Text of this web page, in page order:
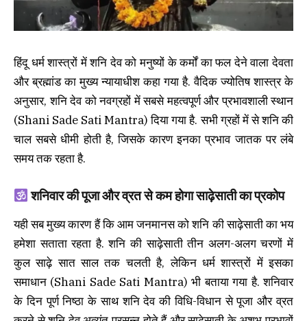
हिंदू धर्म शास्त्रों में शनि देव को मनुष्यों के कर्मों का फल देने वाला देवता
और ब्रह्मांड का मुख्य न्यायाधीश कहा गया है. वैदिक ज्योतिष शास्त्र के
अनुसार, शनि देव को नवग्रहों में सबसे महत्वपूर्ण और प्रभावशाली स्थान
(Shani Sade Sati Mantra) दिया गया है. सभी ग्रहों में से शनि की
चाल सबसे धीमी होती है, जिसके कारण इनका प्रभाव जातक पर लंबे
समय तक रहता है.
शनिवार की पूजा और व्रत से कम होगा साढ़ेसाती का प्रकोप
यही सब मुख्य कारण हैं कि आम जनमानस को शनि की साढ़ेसाती का भय
हमेशा सताता रहता है. शनि की साढ़ेसाती तीन अलग-अलग चरणों में
कुल साढ़े सात साल तक चलती है, लेकिन धर्म शास्त्रों में इसका
समाधान (Shani Sade Sati Mantra) भी बताया गया है. शनिवार
के दिन पूर्ण निष्ठा के साथ शनि देव की विधि-विधान से पूजा और व्रत